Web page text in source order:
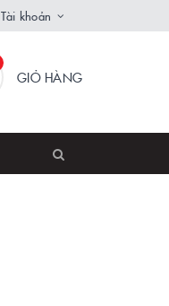
Tài khoản
GIỎ HÀNG